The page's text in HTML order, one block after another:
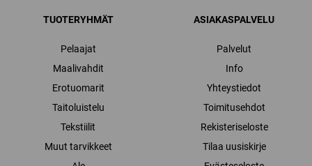
TUOTERYHMÄT
Pelaajat
Maalivahdit
Erotuomarit
Taitoluistelu
Tekstiilit
Muut tarvikkeet
ASIAKASPALVELU
Palvelut
Info
Yhteystiedot
Toimitusehdot
Rekisteriseloste
Tilaa uusiskirje